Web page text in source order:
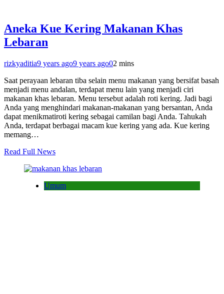
Aneka Kue Kering Makanan Khas
Lebaran
rizkyaditia9 years ago9 years ago02 mins
Saat perayaan lebaran tiba selain menu makanan yang bersifat basah
menjadi menu andalan, terdapat menu lain yang menjadi ciri
makanan khas lebaran. Menu tersebut adalah roti kering. Jadi bagi
Anda yang menghindari makanan-makanan yang bersantan, Anda
dapat menikmatiroti kering sebagai camilan bagi Anda. Tahukah
Anda, terdapat berbagai macam kue kering yang ada. Kue kering
memang…
Read Full News
Umum